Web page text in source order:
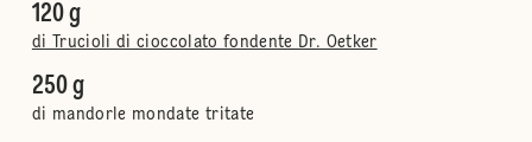
120 g
di Trucioli di cioccolato fondente Dr. Oetker
250 g
di mandorle mondate tritate